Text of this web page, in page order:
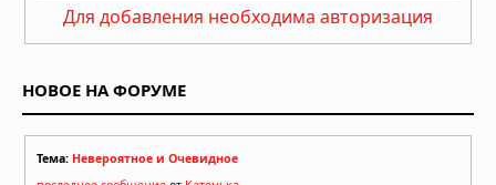
Для добавления необходима авторизация
НОВОЕ НА ФОРУМЕ
Тема: Невероятное и Очевидное